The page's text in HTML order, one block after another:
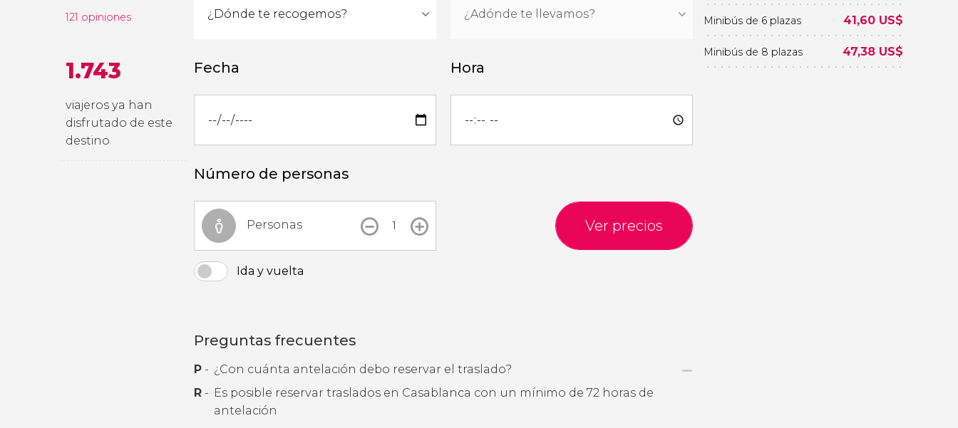
121 opiniones
1.743
viajeros ya han
disfrutado de este
destino
Fecha Hora
Número de personas
Personas Ver precios
Ida y vuelta
Preguntas frecuentes
P - ¿Con cuánta antelación debo reservar el traslado?
R - Es posible reservar traslados en Casablanca con un mínimo de 72 horas de
antelación
Minibús de 6 plazas 41,60 US$
Minibús de 8 plazas 47,38 US$